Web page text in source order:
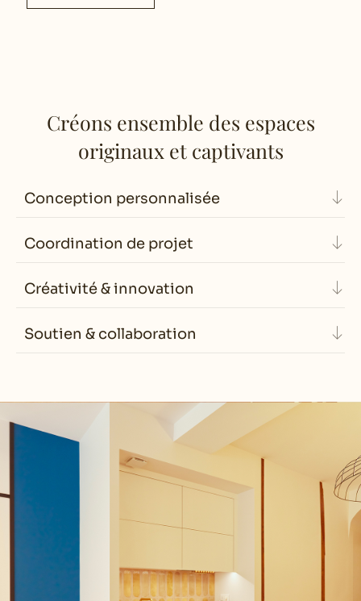
Créons ensemble des espaces
originaux et captivants
Conception personnalisée
Coordination de projet
Créativité & innovation
Soutien & collaboration